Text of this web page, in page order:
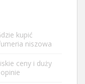
kupić
niszowa
ceny i duży